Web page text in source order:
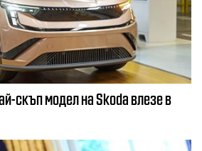
скъп модел на Skoda влезе в